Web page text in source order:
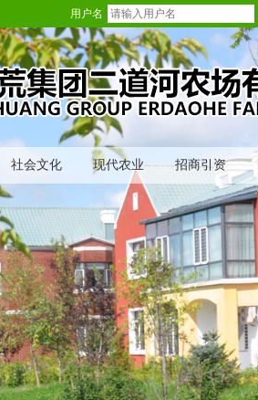
用户名
社会文化 现代农业 招商引资